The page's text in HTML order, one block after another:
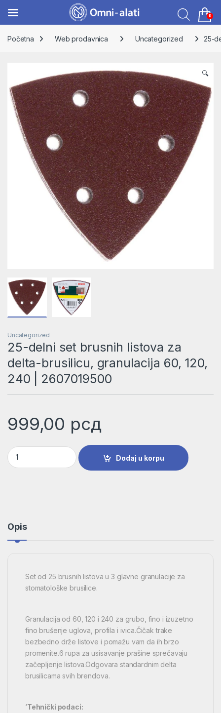
Početna
Web prodavnica Uncategorized 25-
🔍
Uncategorized
25-delni set brusnih listova za
delta-brusilicu, granulacija 60, 120,
240 | 2607019500
999,00 рсд
25-delni set brusnih listova za delta-brusilicu, granulacija
Dodaj u korpu
Opis
Set od 25 brusnih listova u 3 glavne granulacije za
stomatološke brusilice.
Granulacija od 60, 120 i 240 za grubo, fino i izuzetno
fino brušenje uglova, profila i ivica.Čičak trake
bezbedno drže listove i pomažu vam da ih brzo
promenite.6 rupa za usisavanje prašine sprečavaju
začepljenje listova.Odgovara standardnim delta
brusilicama svih brendova.
‘Tehnički podaci:
0